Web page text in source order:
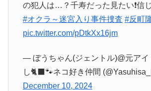
の犯人は…？千寿だった見たい❗️信
#オクラ～迷宮入り事件捜査 #反町
pic.twitter.com/pDtkXx16jm
— ぼうちゃん(ジェントル)@元アイ
し🐈‍⬛🐾ネコ好き仲間
December 10, 2024